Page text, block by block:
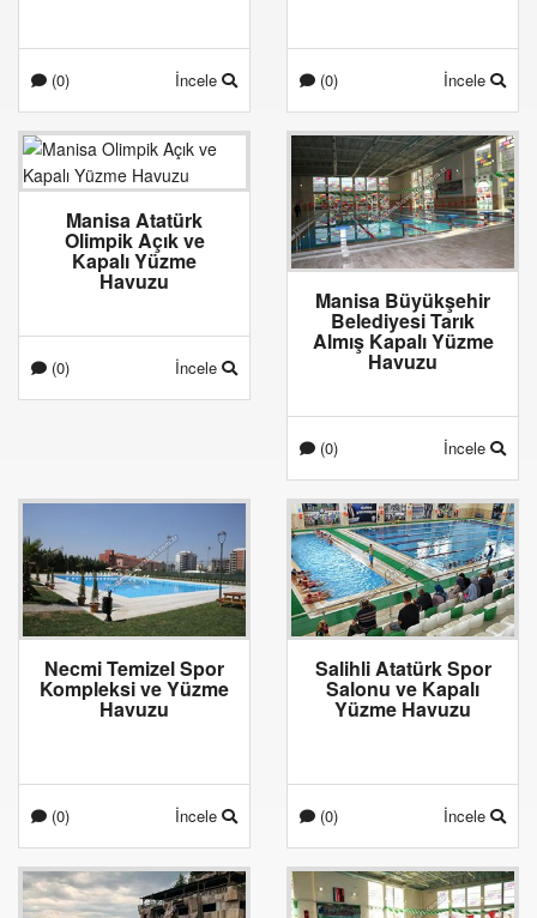
(0) İncele (0) İncele
Manisa Atatürk
Olimpik Açık ve
Kapalı Yüzme
Havuzu
(0) İncele
Manisa Büyükşehir
Belediyesi Tarık
Almış Kapalı Yüzme
Havuzu
(0) İncele
Necmi Temizel Spor
Kompleksi ve Yüzme
Havuzu
(0) İncele
Salihli Atatürk Spor
Salonu ve Kapalı
Yüzme Havuzu
(0) İncele